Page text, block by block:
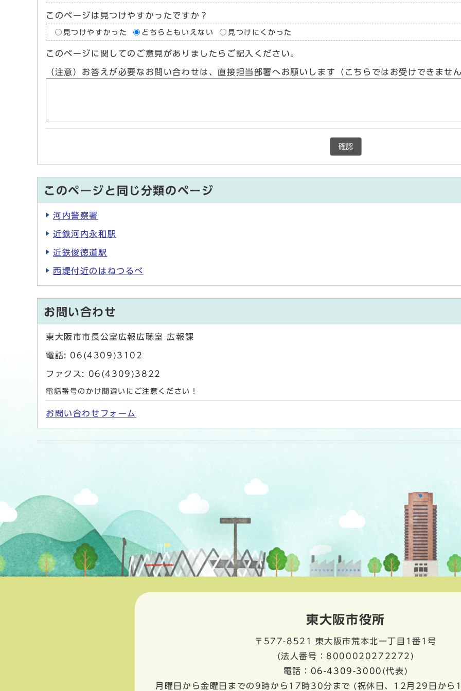
このページは見つけやすかったですか？
見つけやすかった どちらともいえない 見つけにくかった
このページに関してのご意見がありましたらご記入ください。
（注意）お答えが必要なお問い合わせは、直接担当部署へお願いします（こちらではお受けできませ
確認
このページと同じ分類のページ
河内警察署
近鉄河内永和駅
近鉄俊徳道駅
西堤付近のはねつるべ
お問い合わせ
東大阪市市長公室広報広聴室 広報課
電話: 06(4309)3102
ファクス: 06(4309)3822
電話番号のかけ間違いにご注意ください！
お問い合わせフォーム
東大阪市役所
〒577-8521
東大阪市荒本北一丁目1番1号
(法人番号：8000020272272)
電話： 06-4309-3000 (代表)
月曜日から金曜日までの9時から17時30分まで (祝休日、12月29日から